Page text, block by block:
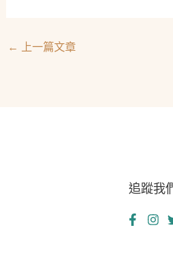
← 上一篇文章
追蹤我